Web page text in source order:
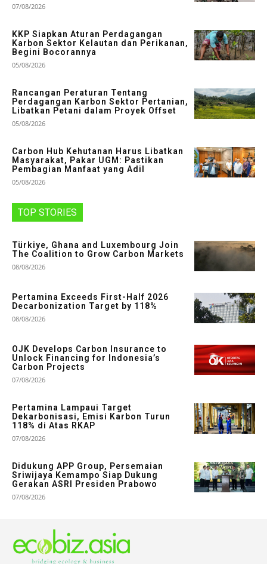
07/08/2026
KKP Siapkan Aturan Perdagangan
Karbon Sektor Kelautan dan Perikanan,
Begini Bocorannya
05/08/2026
Rancangan Peraturan Tentang
Perdagangan Karbon Sektor Pertanian,
Libatkan Petani dalam Proyek Offset
05/08/2026
Carbon Hub Kehutanan Harus Libatkan
Masyarakat, Pakar UGM: Pastikan
Pembagian Manfaat yang Adil
05/08/2026
TOP STORIES
Türkiye, Ghana and Luxembourg Join
The Coalition to Grow Carbon Markets
08/08/2026
Pertamina Exceeds First-Half 2026
Decarbonization Target by 118%
08/08/2026
OJK Develops Carbon Insurance to
Unlock Financing for Indonesia’s
Carbon Projects
07/08/2026
Pertamina Lampaui Target
Dekarbonisasi, Emisi Karbon Turun
118% di Atas RKAP
07/08/2026
Didukung APP Group, Persemaian
Sriwijaya Kemampo Siap Dukung
Gerakan ASRI Presiden Prabowo
07/08/2026